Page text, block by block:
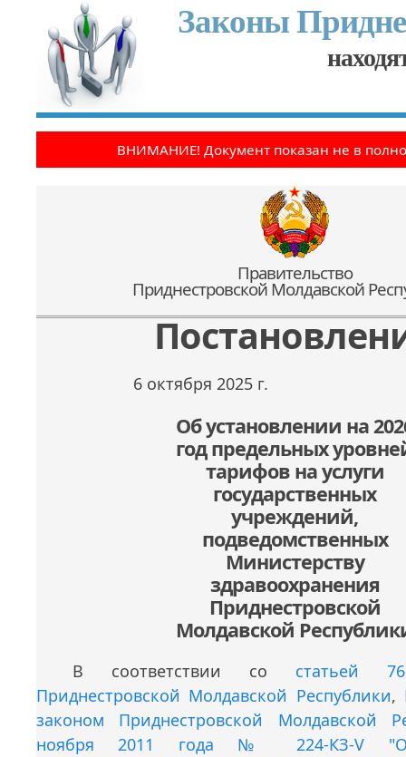
Законы
ВНИМАНИЕ! Документ показан не в
Правительство
Приднестровской Молдавской
6 октября 2025 г.
Об установлении на
год предельных
тарифов на услуги
государственных
учреждений,
подведомственных
Министерству
здравоохранения
Приднестровской
Молдавской
В соответствии со статьей
Приднестровской Молдавской Республики,
законом Приднестровской Молдавской
ноября 2011 года № 224-КЗ-V "О